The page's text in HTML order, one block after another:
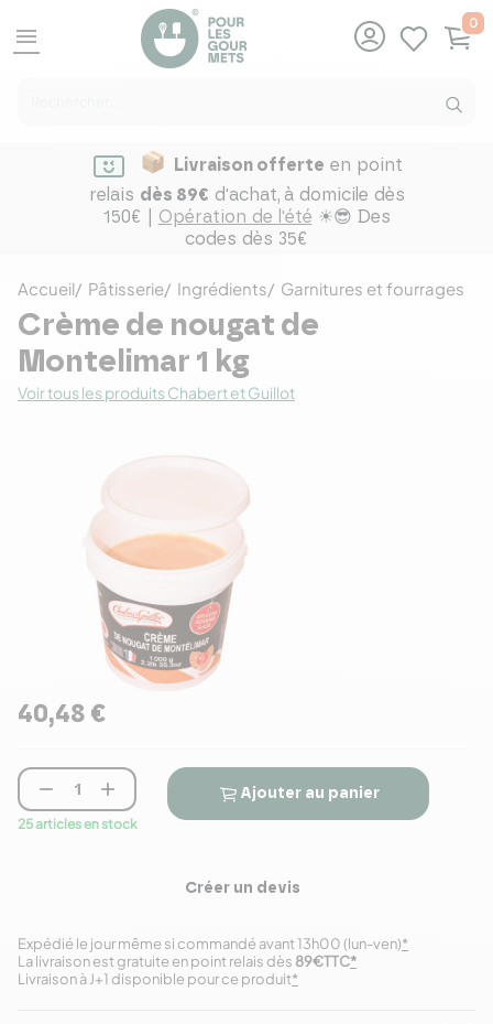
menu
0
Livraison offerte en point
relais dès 89€ d'achat, à domicile dès
150€ | Opération de l'été ☀😎 Des
codes dès 35€
Accueil Pâtisserie Ingrédients Garnitures et fourrages
Crème de nougat de
Montelimar 1 kg
Voir tous les produits Chabert et Guillot
40,48 €
 
25 articles en stock
Ajouter au panier
Créer un devis
Expédié le jour même si commandé avant 13h00 (lun-ven)*
Livraison à J+1 disponible pour ce produit*
La livraison est gratuite en point relais dès 89€TTC*